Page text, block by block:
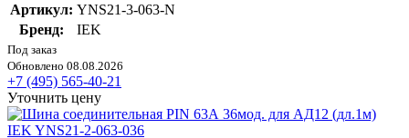
Артикул: YNS21-3-063-N
Бренд:
IEK
Под заказ
Обновлено 08.08.2026
+7 (495) 565-40-21
Уточнить цену